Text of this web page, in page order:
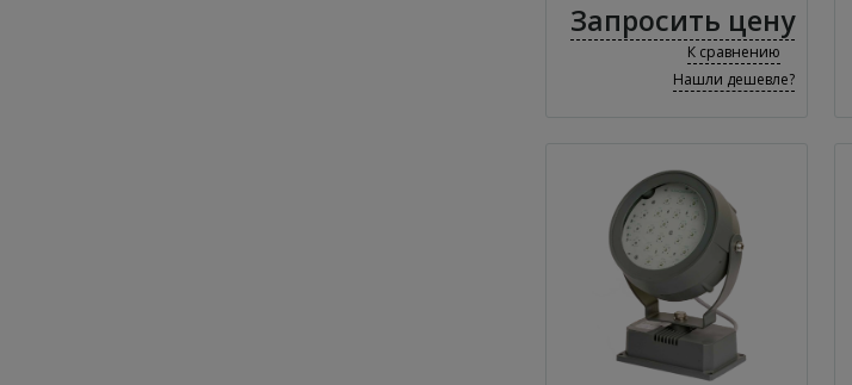
Запросить цену
К сравнению
Нашли дешевле?